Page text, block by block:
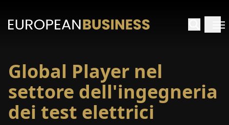
HOME
Global Player nel
settore dell'ingegneria
dei test elettrici